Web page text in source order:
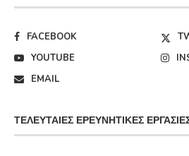
FACEBOOK
YOUTUBE
EMAIL
ΤΕΛΕΥΤΑΊΕΣ ΕΡΕΥΝΗΤΙΚΈΣ